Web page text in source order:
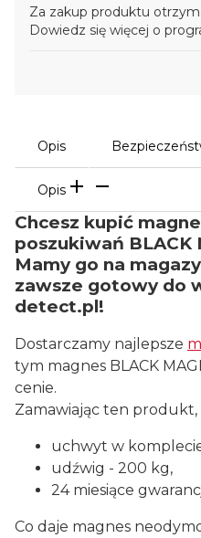
Za zakup produktu
Dowiedz się więcej o
Opis
Opis
Chcesz kupić
poszukiwań BLACK
Mamy go na
zawsze gotowy do
detect.pl!
Dostarczamy najlepsze
tym magnes BLACK
cenie.
Zamawiając ten produkt,
uchwyt w
udźwig - 200 kg,
24 miesiące
Co daje magnes